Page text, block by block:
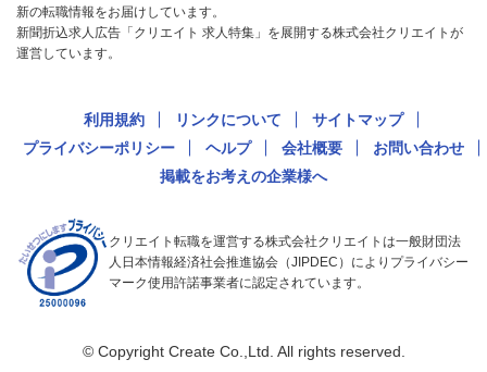
新の転職情報をお届けしています。
新聞折込求人広告「クリエイト 求人特集」を展開する株式会社クリエイトが
運営しています。
利用規約 リンクについて
サイトマップ
プライバシーポリシー
ヘルプ 会社概要
お問い合わせ
掲載をお考えの企業様へ
クリエイト転職を運営する株式会社クリエイトは一般財団法
人日本情報経済社会推進協会（JIPDEC）によりプライバシー
マーク使用許諾事業者に認定されています。
© Copyright Create Co.,Ltd. All rights reserved.